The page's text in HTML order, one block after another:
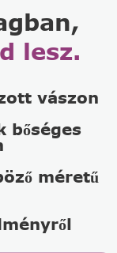
lesz.
vászon
bőséges
méretű